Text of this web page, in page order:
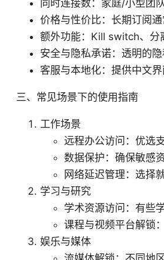
同时连接数：家庭/小型团
价格与性价比：长期订阅
额外功能：Kill switch、分
安全与隐私承诺：透明的
客服与本地化：提供中文
三、常见场景下的使用指南
工作场景
远程办公访问：优选
数据保护：确保敏感
网络延迟管理：选择
学习与研究
学术资源访问：有些
课程与视频平台解锁
娱乐与媒体